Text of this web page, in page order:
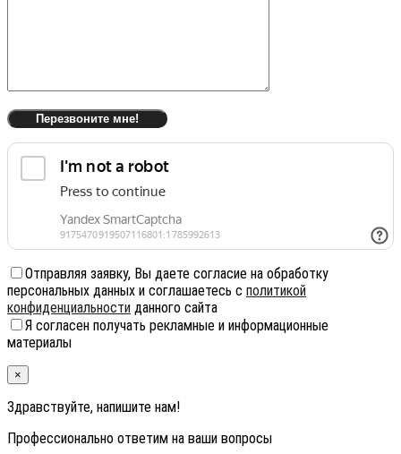
Отправляя заявку, Вы даете согласие на обработку
персональных данных и соглашаетесь с политикой
конфиденциальности данного сайта
Я согласен получать рекламные и информационные
материалы
×
Здравствуйте, напишите нам!
Профессионально ответим на ваши вопросы